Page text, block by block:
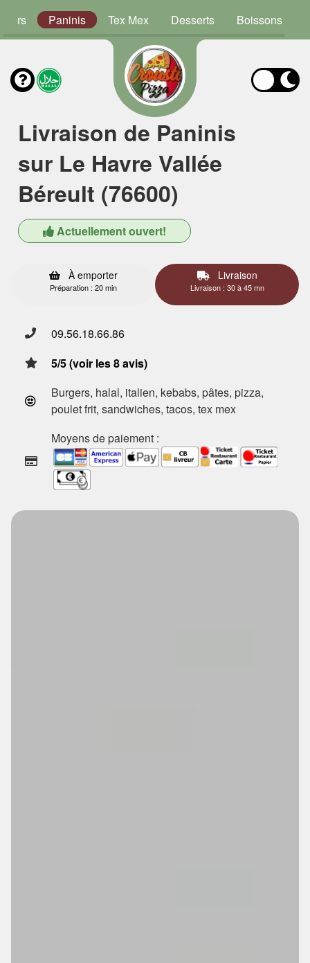
Paninis Tex Mex Desserts Boissons
Livraison de Paninis
sur Le Havre Vallée
Béreult (76600)
Actuellement ouvert!
À emporter
Préparation : 20 min
Livraison
Livraison : 30 à 45 mn
09.56.18.66.86
5/5 (voir les 8 avis)
Burgers, halal, italien, kebabs, pâtes, pizza,
poulet frit, sandwiches, tacos, tex mex
Moyens de paiement :